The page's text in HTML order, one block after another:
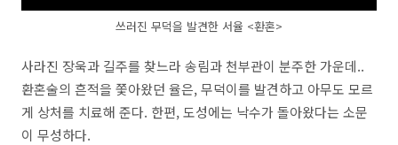
쓰러진 무덕을 발견한 서율 <환혼>
사라진 장욱과 길주를 찾느라 송림과 천부관이 분주한 가운데..
환혼술의 흔적을 쫓아왔던 율은, 무덕이를 발견하고 아무도 모르
게 상처를 치료해 준다. 한편, 도성에는 낙수가 돌아왔다는 소문
이 무성하다.